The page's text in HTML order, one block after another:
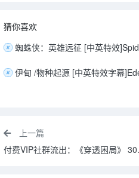
猜你喜欢
上一篇
付费VIP社群流出：《穿透困局》